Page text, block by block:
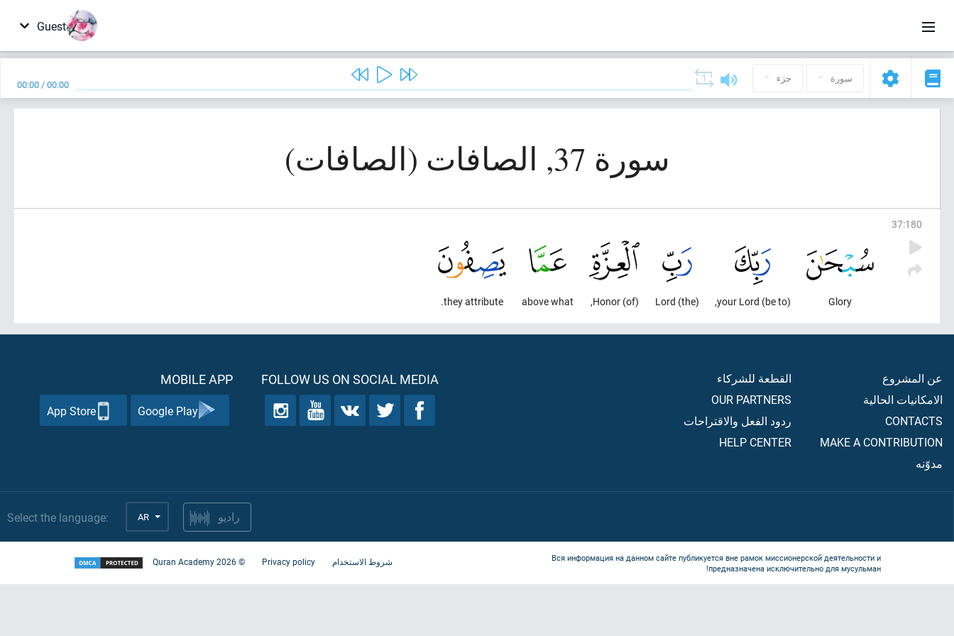
Guest
سورة جزء 00:00 /00:00
سورة 37, الصافات (الصافات)
37:180
Glory
(be to) your Lord,
(the) Lord
(of) Honor,
above what
they attribute.
عن المشروع
الامكانيات الحالية
CONTACTS
MAKE A CONTRIBUTION
مدوّنه
القطعة للشركاء
OUR PARTNERS
ردود الفعل والاقتراحات
HELP CENTER
FOLLOW US ON SOCIAL MEDIA
MOBILE APP
Google Play
App Store
Select the language: AR راديو
Вся информация на данном сайте публикуется вне рамок миссионерской деятельности и
предназначена исключительно для мусульман!
شروط الاستخدام Privacy policy
©
2026